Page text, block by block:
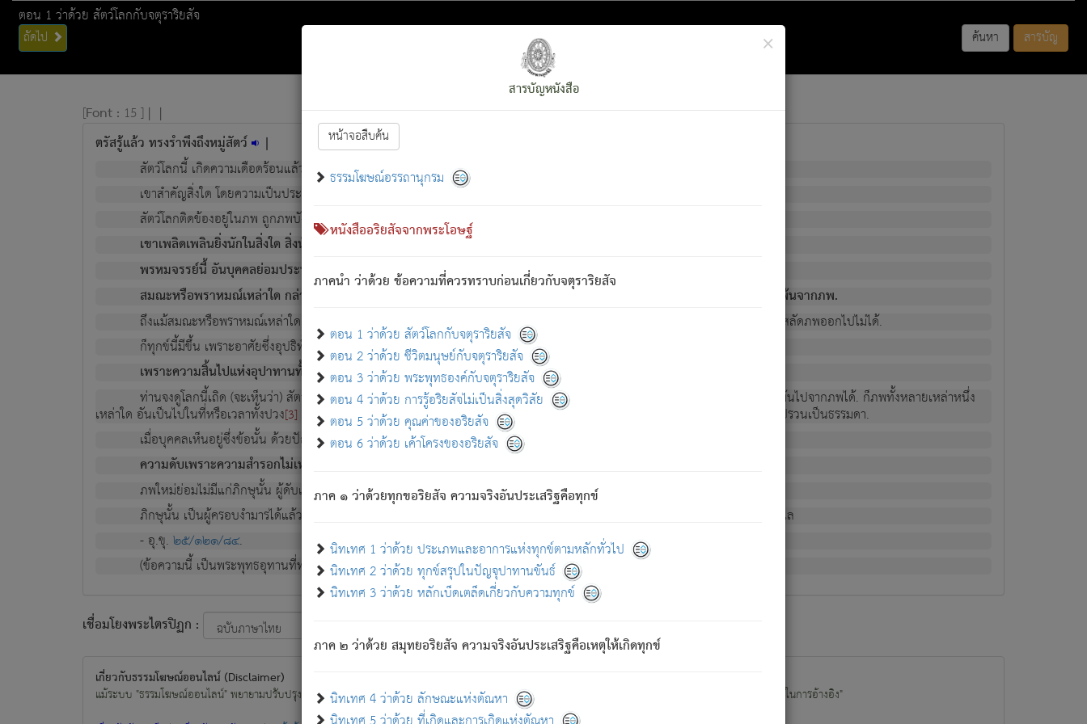
ตอน 1 ว่าด้วย สัตว์โลกกับจตุราริยสัจ
ถัดไป ค้นหา สารบัญ
×
สารบัญหนังสือ
หน้าจอสืบค้น
ธรรมโฆษณ์อรรถานุกรม
หนังสืออริยสัจจากพระโอษฐ์
ภาคนำ ว่าด้วย ข้อความที่ควรทราบก่อนเกี่ยวกับจตุราริยสัจ
ตอน 1 ว่าด้วย สัตว์โลกกับจตุราริยสัจ
ตอน 2 ว่าด้วย ชีวิตมนุษย์กับจตุราริยสัจ
ตอน 3 ว่าด้วย พระพุทธองค์กับจตุราริยสัจ
ตอน 4 ว่าด้วย การรู้อริยสัจไม่เป็นสิ่งสุดวิสัย
ตอน 5 ว่าด้วย คุณค่าของอริยสัจ
ตอน 6 ว่าด้วย เค้าโครงของอริยสัจ
ภาค ๑ ว่าด้วยทุกขอริยสัจ ความจริงอันประเสริฐคือทุกข์
นิทเทศ 1 ว่าด้วย ประเภทและอาการแห่งทุกข์ตามหลักทั่วไป
นิทเทศ 2 ว่าด้วย ทุกข์สรุปในปัญจุปาทานขันธ์
นิทเทศ 3 ว่าด้วย หลักเบ็ดเตล็ดเกี่ยวกับความทุกข์
ภาค ๒ ว่าด้วย สมุทยอริยสัจ ความจริงอันประเสริฐคือเหตุให้เกิดทุกข์
นิทเทศ 4 ว่าด้วย ลักษณะแห่งตัณหา
[Font : 15 ] | |
ตรัสรู้แล้ว ทรงรำพึงถึงหมู่สัตว์ |
สัตว์โลกนี้ เกิดความเดือดร้อนแล้ว มีผัสสะบังหน้า[1]ย่อมกล่าวซึ่งโรค (ความเสียดแทง) นั้นโดยความเป็นตัวเป็นตน
เขาสำคัญสิ่งใด โดยความเป็นประการใด แต่สิ่งนั้นย่อมเป็น (ตามที่เป็นจริง) โดยประการอื่นจากที่เขาสำคัญนั้น
สัตว์โลกติดข้องอยู่ในภพ ถูกภพบังหน้าแล้ว มีภพโดยความเป็นอย่างอื่น (จากที่มันเป็นอยู่จริง) จึงได้เพลิดเพลินยิ่งนักในภพนั้น
เขาเพลิดเพลินยิ่งนักในสิ่งใด สิ่งนั้นเป็นภัย (ที่เขาไม่รู้จัก) : เขากลัวต่อสิ่งใดสิ่งนั้นเป็นทุกข์
พรหมจรรย์นี้ อันบุคคลย่อมประพฤติ ก็เพื่อการละขาดซึ่งภพ.
สมณะหรือพราหมณ์เหล่าใด กล่าวความหลุดพ้นจากภพว่ามีได้เพราะภพ เรากล่าวว่า สมณะหรือพราหมณ์ทั้งปวงนั้น มิใช่ผู้หลดพ้นจากภพ.
ถึงแม้สมณะหรือพราหมณ์เหล่าใด กล่าวความออกไปได้จากภพ ว่ามีได้เพราะวิภพ[2]
: เรากล่าวว่า สมณะหรือพราหมณ์ทั้งปวงนั้น ก็ยังสลัดภพออกไปไม่ได้.
ก็ทุกข์นี้มีขึ้น เพราะอาศัยซึ่งอุปธิทั้งปวง.
เพราะความสิ้นไปแห่งอุปาทานทั้งปวง ความเกิดขึ้นแห่งทุกข์จึงไม่มี.
ท่านจงดูโลกนี้เถิด (จะเห็นว่า) สัตว์ทั้งหลายอันอวิชาหนาแน่นบังหนาแล้ว; และว่า สัตว์ผู้ยินดีในภพอันเป็นแล้วนั้น ย่อมไม่เป็นผู้หลุดพ้นไปจากภพได้. ก็ภพทั้งหลายเหล่าหนึ่ง
เหล่าใด อันเป็นไปในที่หรือเวลาทั้งปวง[3] เพื่อความมีแห่งประโยชน์โดยประการทั้งปวง; ภพทั้งหลายทั้งหมดนั้น ไม่เที่ยง เป็นทุกข์ มีความแปรปรวนเป็นธรรมดา.
เมื่อบุคคลเห็นอยู่ซึ่งข้อนั้น ด้วยปัญญาอันชอบตามที่เป็นจริงอย่างนี้อยู่; เขาย่อมละภวตัณหาได้ และไม่เพลิดเพลินวิภวตัณหาด้วย.
ความดับเพราะความสำรอกไม่เหลือ (แห่งภพทั้งหลาย) เพราะความสิ้นไปแห่งตัณหาโดยประการทั้งปวง นั้นคือนิพพาน.
ภพใหม่ย่อมไม่มีแก่ภิกษุนั้น ผู้ดับเย็นสนิทแล้ว เพราะไม่มีความยึดมั่น
ภิกษุนั้น เป็นผู้ครอบงำมารได้แล้ว ชนะสงครามแล้ว ก้าวล่วงภพทั้งหลายทั้งปวงได้แล้ว เป็นผู้คงที่ (คือไม่เปลี่ยนแปลงอีกต่อไป). ดังนี้แล
- อุ.ขุ.๒๕/๑๒๑/๘๔.
(ข้อความนี้ เป็นพระพุทธอุทานที่ทรงเปล่งออก ที่โคนต้นโพธิ์เป็นที่ตรัสรู้ เมื่อตรัสรู้แล้วได้ 7 วัน)
เชื่อมโยงพระไตรปิฏก :
เกี่ยวกับธรรมโฆษณ์ออนไลน์ (Disclaimer)
แม้ระบบ "ธรรมโฆษณ์ออนไลน์" พยายามปรับปรุงข้อมูลให้ถูกต้องมากที่สุด ผู้ศึกษาก็พึงตรวจสอบกับตัวเล่มหนังสือต้นฉบับ ที่มีการพิมพ์ครั้งล่าสุด ก่อนนำข้อมูลไปใช้ในการอ้างอิง"